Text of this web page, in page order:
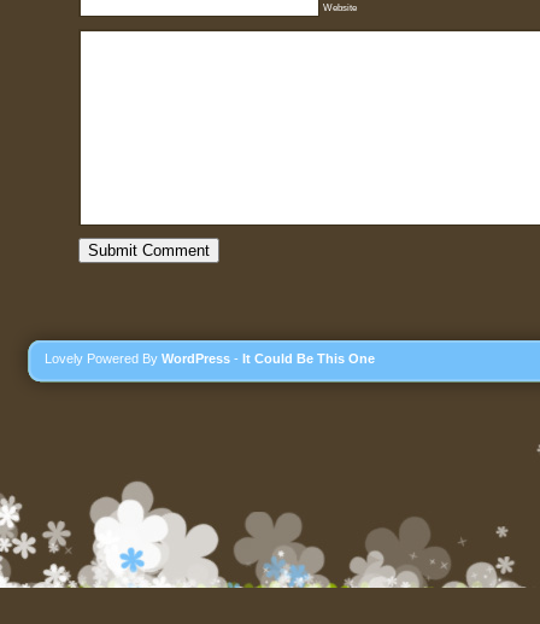
Website
Lovely Powered By WordPress - It Could Be This One